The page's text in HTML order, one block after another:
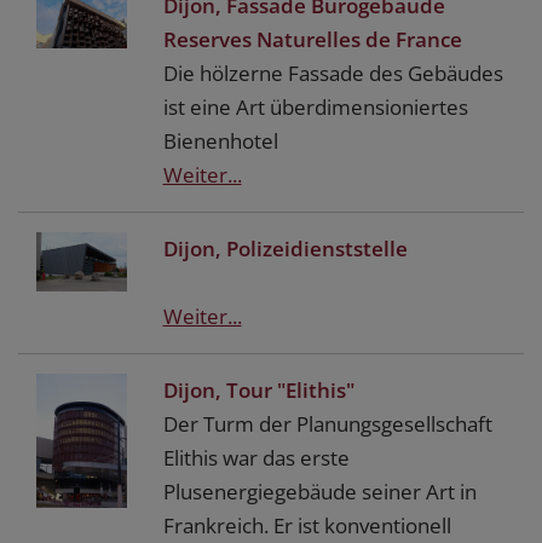
Reserves Naturelles de France
Die hölzerne Fassade des Gebäudes
ist eine Art überdimensioniertes
Bienenhotel
Weiter...
Dijon, Polizeidienststelle
Weiter...
Dijon, Tour "Elithis"
Der Turm der Planungsgesellschaft
Elithis war das erste
Plusenergiegebäude seiner Art in
Frankreich. Er ist konventionell